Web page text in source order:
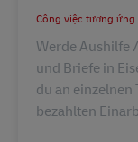
Werde Aushilfe
und Briefe in
du an einzelnen
bezahlten